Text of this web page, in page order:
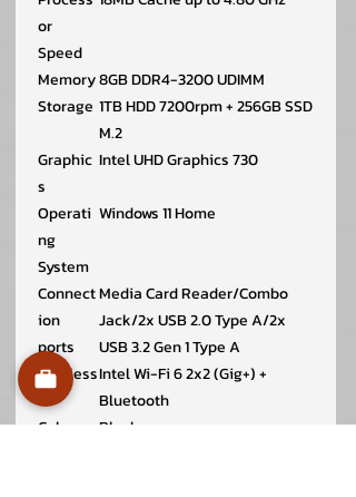
or
Speed
Memory8GB DDR4-3200 UDIMM
Storage 1TB HDD 7200rpm + 256GB SSD
M.2
Graphic
s
Intel UHD Graphics 730
Operati
ng
System
Windows 11 Home
Connect
ion
ports
Media Card Reader/Combo
Jack/2x USB 2.0 Type A/2x
USB 3.2 Gen 1 Type A
WirelessIntel Wi-Fi 6 2x2 (Gig+) +
Bluetooth
Color
Black